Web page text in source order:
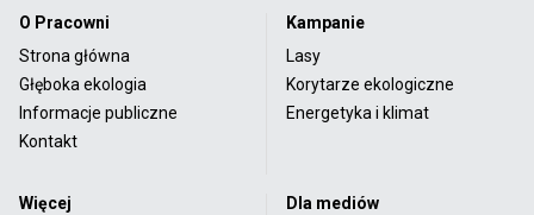
O Pracowni
Strona główna
Głęboka ekologia
Informacje publiczne
Kontakt
Kampanie
Lasy
Korytarze ekologiczne
Energetyka i klimat
Więcej
Dla mediów